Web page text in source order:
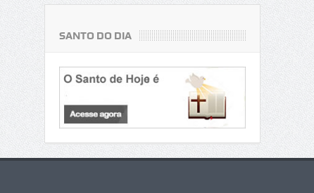
SANTO DO DIA